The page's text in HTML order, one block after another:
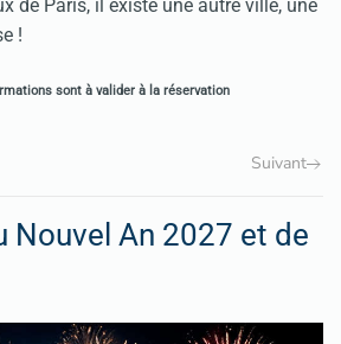
de Paris, il existe une autre ville, une
!
sont à valider à la réservation
Suivant
Nouvel An 2027 et de